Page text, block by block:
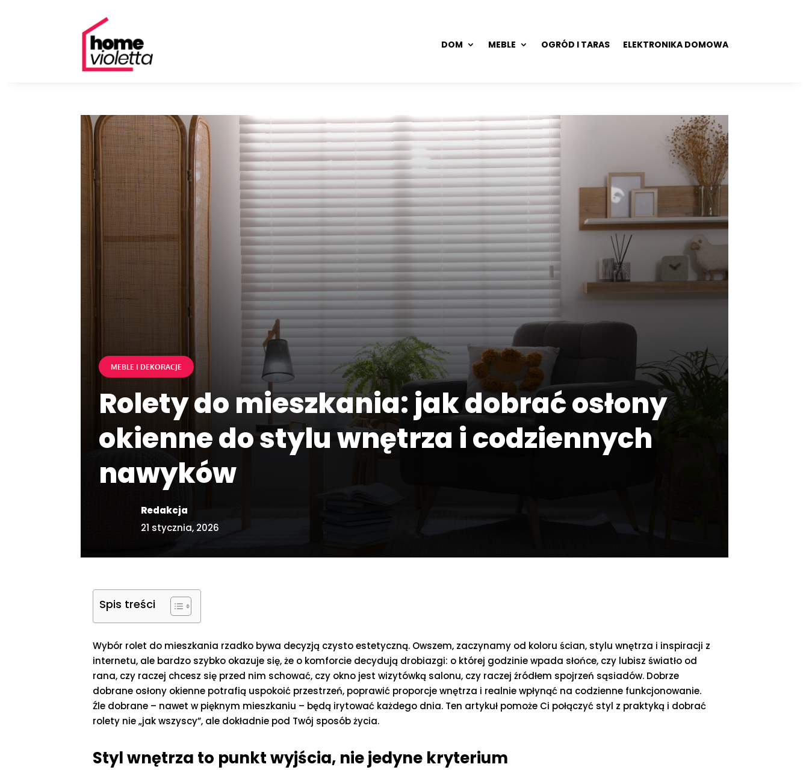
DOM MEBLE OGRÓD I TARAS ELEKTRONIKA DOMOWA
MEBLE I DEKORACJE
Rolety do mieszkania: jak dobrać osłony
okienne do stylu wnętrza i codziennych
nawyków
Redakcja
21 stycznia, 2026
Spis treści
Wybór rolet do mieszkania rzadko bywa decyzją czysto estetyczną. Owszem, zaczynamy od koloru ścian, stylu wnętrza i inspiracji z
internetu, ale bardzo szybko okazuje się, że o komforcie decydują drobiazgi: o której godzinie wpada słońce, czy lubisz światło od
rana, czy raczej chcesz się przed nim schować, czy okno jest wizytówką salonu, czy raczej źródłem spojrzeń sąsiadów. Dobrze
dobrane osłony okienne potrafią uspokoić przestrzeń, poprawić proporcje wnętrza i realnie wpłynąć na codzienne funkcjonowanie.
Źle dobrane – nawet w pięknym mieszkaniu – będą irytować każdego dnia. Ten artykuł pomoże Ci połączyć styl z praktyką i dobrać
rolety nie „jak wszyscy”, ale dokładnie pod Twój sposób życia.
Styl wnętrza to punkt wyjścia, nie jedyne kryterium